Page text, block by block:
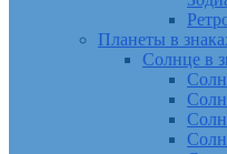
Планеты в
Солнце в